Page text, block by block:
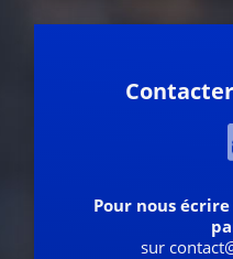
Pour nous
sur